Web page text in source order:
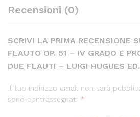
Hugues
quantity
Recensioni (0)
SCRIVI LA PRIMA RECENSIONE
FLAUTO OP. 51 – IV GRADO E
DUE FLAUTI – LUIGI HUGUES
Il tuo indirizzo email non sarà
sono contrassegnati *